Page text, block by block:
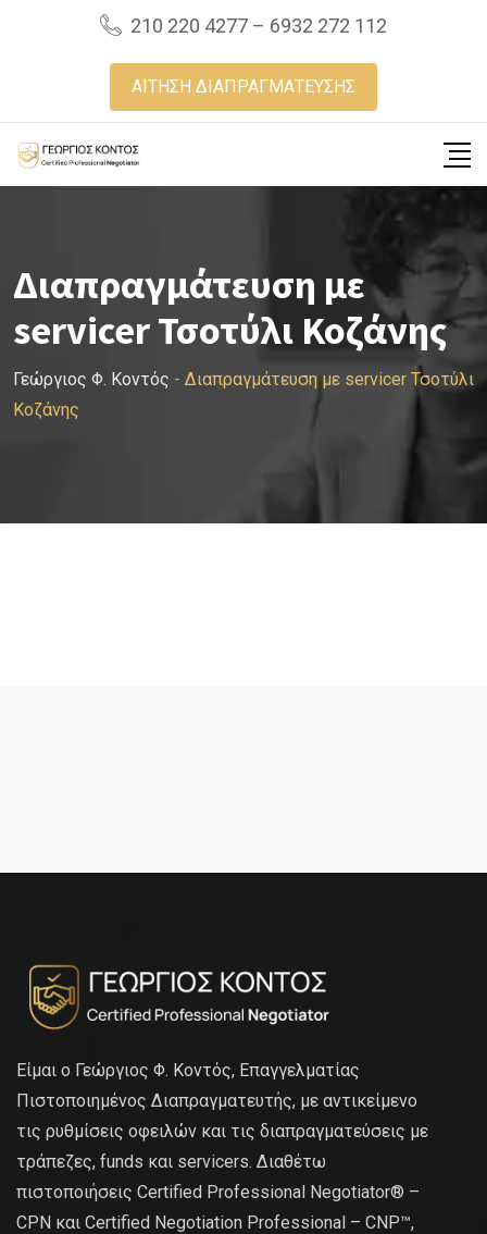
210 220 4277 – 6932 272 112
ΑΙΤΗΣΗ ΔΙΑΠΡΑΓΜΑΤΕΥΣΗΣ
Διαπραγμάτευση με
servicer Τσοτύλι Κοζάνης
Γεώργιος Φ. Κοντός - Διαπραγμάτευση με servicer Τσοτύλι
Κοζάνης
Είμαι ο Γεώργιος Φ. Κοντός, Επαγγελματίας
Πιστοποιημένος Διαπραγματευτής, με αντικείμενο
τις ρυθμίσεις οφειλών και τις διαπραγματεύσεις με
τράπεζες, funds και servicers. Διαθέτω
πιστοποιήσεις Certified Professional Negotiator® –
CPN και Certified Negotiation Professional – CNP™,